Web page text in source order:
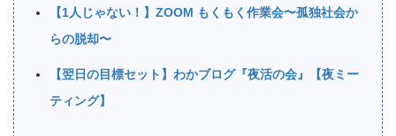
【1人じゃない！】ZOOM もくもく作業会〜孤独社会か
らの脱却〜
【翌日の目標セット】わかブログ『夜活の会』【夜ミー
ティング】